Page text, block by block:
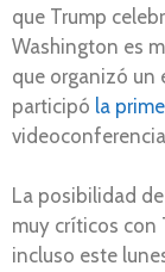
que Trump
Washington es
que organizó un
participó la
La posibilidad
muy críticos con
incluso este